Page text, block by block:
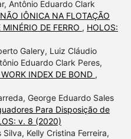
Antônio Eduardo Clark
IÔNICA NA FLOTAÇÃO
DE FERRO , HOLOS:
Galery, Luiz Cláudio
Eduardo Clark Peres,
INDEX DE BOND ,
George Eduardo Sales
Para Disposição de
v. 8 (2020)
Kelly Cristina Ferreira,